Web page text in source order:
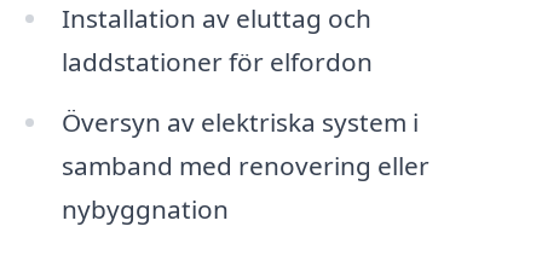
Installation av eluttag och
laddstationer för elfordon
Översyn av elektriska system i
samband med renovering eller
nybyggnation